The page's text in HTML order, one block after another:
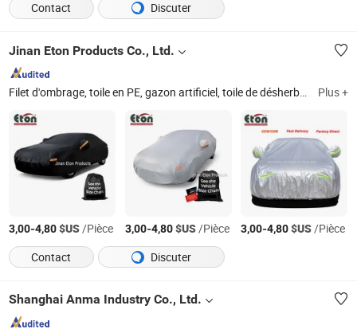
Contact
Discuter
Jinan Eton Products Co., Ltd.
Filet d'ombrage, toile en PE, gazon artificiel, toile de désherbage en PP, voile d'ombrage, couverture de remorque en PVC, toile en PVC, couverture de voiture, couverture de camion, pneus de moto Plus +
3,00-4,80$US/Pièce 3,00-4,80$US/Pièce 3,00-4,80$US/Pièce
Contact
Discuter
Shanghai Anma Industry Co., Ltd.